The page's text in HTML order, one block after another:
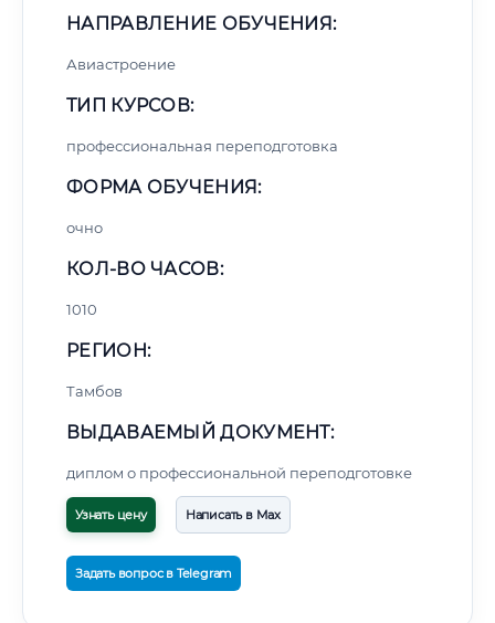
НАПРАВЛЕНИЕ ОБУЧЕНИЯ:
Авиастроение
ТИП КУРСОВ:
профессиональная переподготовка
ФОРМА ОБУЧЕНИЯ:
очно
КОЛ-ВО ЧАСОВ:
1010
РЕГИОН:
Тамбов
ВЫДАВАЕМЫЙ ДОКУМЕНТ:
диплом о профессиональной переподготовке
Узнать цену Написать в Max
Задать вопрос в Telegram